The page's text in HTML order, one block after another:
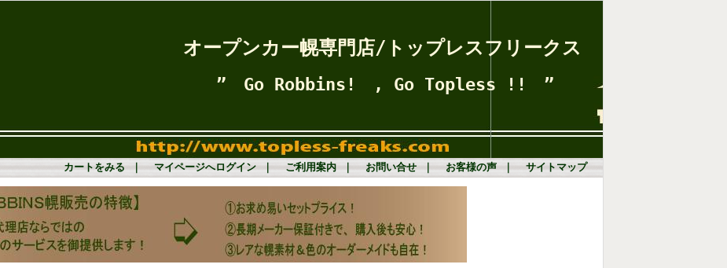
オープンカー幌専門店/トップレスフリークス
” Go Robbins! , Go Topless !! ”
カートをみる マイページへログイン ご利用案内 お問い合せ お客様の声 サイトマップ